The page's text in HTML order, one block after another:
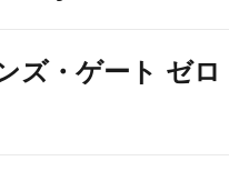
ズ・ゲート ゼ